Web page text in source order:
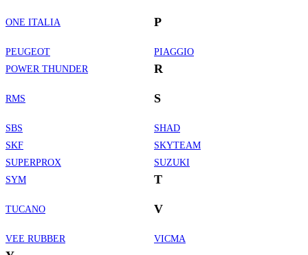
ONE ITALIA P
PEUGEOT
PIAGGIO
POWER THUNDER
R
RMS S
SBS
SHAD
SKF
SKYTEAM
SUPERPROX
SUZUKI
SYM
T
TUCANO V
VEE RUBBER VICMA